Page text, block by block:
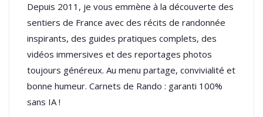
Depuis 2011, je vous emmène à la découverte des
sentiers de France avec des récits de randonnée
inspirants, des guides pratiques complets, des
vidéos immersives et des reportages photos
toujours généreux. Au menu partage, convivialité et
bonne humeur. Carnets de Rando : garanti 100%
sans IA !